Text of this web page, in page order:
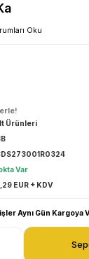
Oku
Ürünleri
Var
EUR + KDV
Aynı Gün